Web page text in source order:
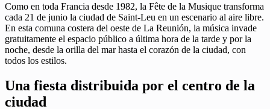
Como en toda Francia desde 1982, la Fête de la Musique transforma
cada 21 de junio la ciudad de Saint-Leu en un escenario al aire libre.
En esta comuna costera del oeste de La Reunión, la música invade
gratuitamente el espacio público a última hora de la tarde y por la
noche, desde la orilla del mar hasta el corazón de la ciudad, con
todos los estilos.
Una fiesta distribuida por el centro de la
ciudad